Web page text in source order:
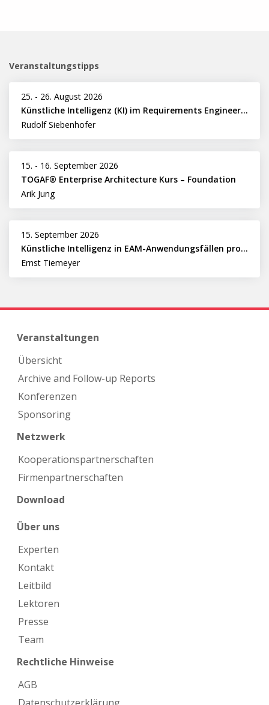
Veranstaltungstipps
25. - 26. August 2026
Künstliche Intelligenz (KI) im Requirements Engineering erfolgreich einsetzen
Rudolf Siebenhofer
15. - 16. September 2026
TOGAF® Enterprise Architecture Kurs – Foundation
Arik Jung
15. September 2026
Künstliche Intelligenz in EAM-Anwendungsfällen professionell nutzen
Ernst Tiemeyer
Veranstaltungen
Übersicht
Archive and Follow-up Reports
Konferenzen
Sponsoring
Netzwerk
Kooperations­partnerschaften
Firmen­partnerschaften
Download
Über uns
Experten
Kontakt
Leitbild
Lektoren
Presse
Team
Rechtliche Hinweise
AGB